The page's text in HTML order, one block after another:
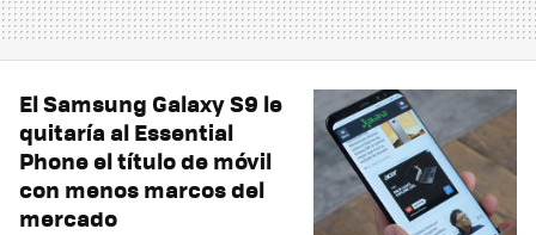
El Samsung Galaxy S9 le
quitaría al Essential
Phone el título de móvil
con menos marcos del
mercado